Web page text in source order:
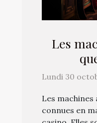
Les
Lundi 30
Les machines
connues en